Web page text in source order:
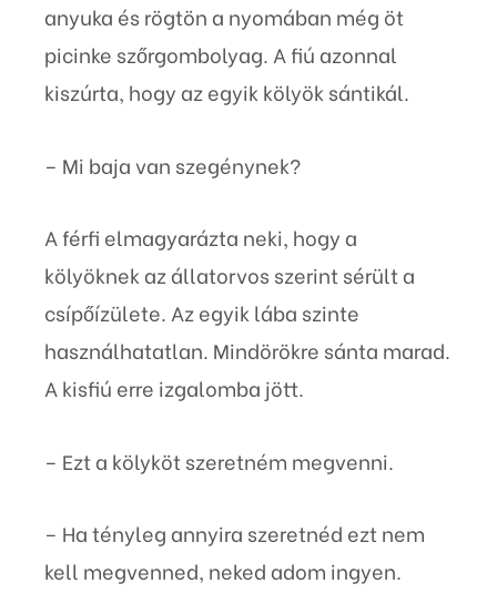
anyuka és rögtön a nyomában még öt
picinke szőrgombolyag. A fiú azonnal
kiszúrta, hogy az egyik kölyök sántikál.
– Mi baja van szegénynek?
A férfi elmagyarázta neki, hogy a
kölyöknek az állatorvos szerint sérült a
csípőízülete. Az egyik lába szinte
használhatatlan. Mindörökre sánta marad.
A kisfiú erre izgalomba jött.
– Ezt a kölyköt szeretném megvenni.
– Ha tényleg annyira szeretnéd ezt nem
kell megvenned, neked adom ingyen.